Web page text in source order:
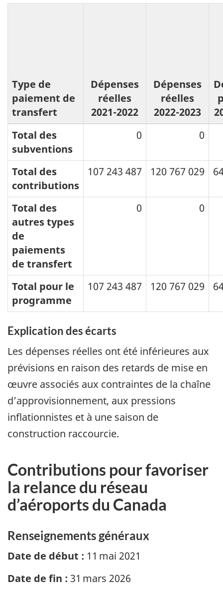
Type de
paiement de
transfert
Dépenses
réelles
2021-2022
Dépenses
réelles
2022-2023
Total des
subventions
0 0
Total des
contributions
107 243 487 120 767 029
Total des
autres types
de
paiements
de transfert
0 0
Total pour le
programme
107 243 487 120 767 029
Explication des écarts
Les dépenses réelles ont été inférieures aux
prévisions en raison des retards de mise en
œuvre associés aux contraintes de la chaîne
d’approvisionnement, aux pressions
inflationnistes et à une saison de
construction raccourcie.
Contributions pour favoriser
la relance du réseau
d’aéroports du Canada
Renseignements généraux
Date de début : 11 mai 2021
Date de fin : 31 mars 2026